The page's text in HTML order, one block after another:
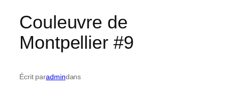
Couleuvre de
Montpellier #9
Écrit paradmindans